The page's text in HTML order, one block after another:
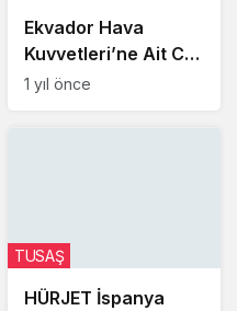
Ekvador Hava
Kuvvetleri’ne Ait C-
130H Uçağı Pistten
1 yıl önce
HÜRJET İspanya
TUSAŞ